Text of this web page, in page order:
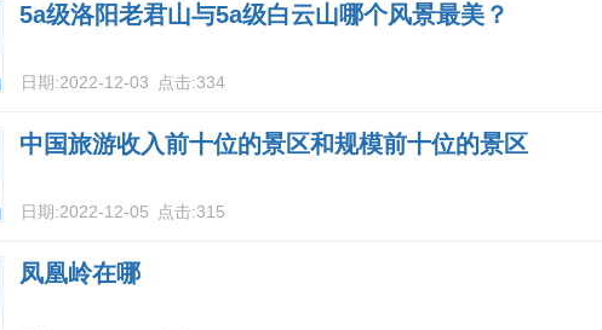
5a级洛阳老君山与5a级白云山哪个风景最美？
日期:2022-12-03 点击:334
中国旅游收入前十位的景区和规模前十位的景区
日期:2022-12-05 点击:315
凤凰岭在哪